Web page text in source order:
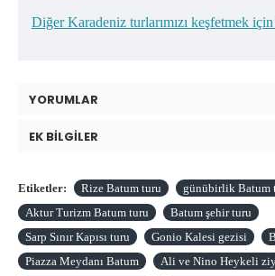
Diğer Karadeniz turlarımızı keşfetmek için
YORUMLAR
EK BILGILER
Etiketler: Rize Batum turu
günübirlik Batum
Aktur Turizm Batum turu
Batum şehir turu
Sarp Sınır Kapısı turu
Gonio Kalesi gezisi
Piazza Meydanı Batum
Ali ve Nino Heykeli